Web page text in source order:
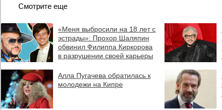
Смотрите еще
«Меня выбросили на 18 лет с
эстрады»: Прохор Шаляпин
обвинил Филиппа Киркорова
в разрушении своей карьеры
Алла Пугачева обратилась к
молодежи на Кипре